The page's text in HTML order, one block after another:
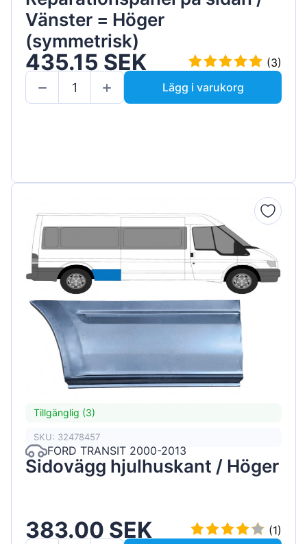
Vänster = Höger
(symmetrisk)
435.15 SEK
(3)
Lägg i varukorg
Tillgänglig (3)
SKU: 32478457
FORD TRANSIT 2000-2013
Sidovägg hjulhuskant / Höger
383.00 SEK
(1)